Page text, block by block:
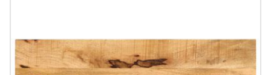
#sharemevidaxl